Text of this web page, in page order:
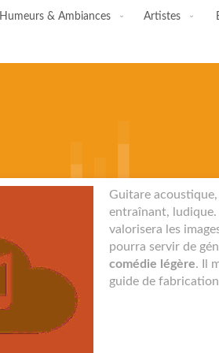
Humeurs & Ambiances Artistes
Guitare
entraînant,
valorisera les
pourra servir de
comédie légère. Il
guide de